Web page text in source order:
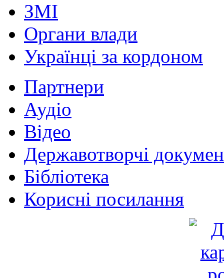
ЗМІ
Органи влади
Українці за кордоном
Партнери
Аудіо
Відео
Державотворчі
Бібліотека
Корисні посилання